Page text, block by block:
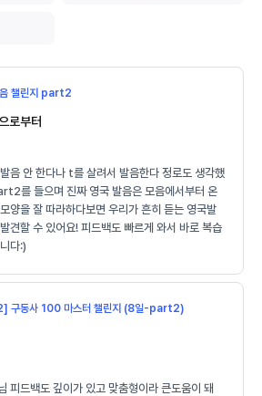
챌린지 part2
로부터
음 안 한다나 t를 살려서 발음한다 정로도 생각했
를 들으며 진짜 영국 발음은 모음에서부터 온
양을 잘 따라하다보면 우리가 흔히 듣는 영국발
견할 수 있어요! 피드백도 빠르게 와서 바로 복습
다:)
구동사 100 마스터 챌린지 (8일-part2)
피드백도 깊이가 있고 맞춤형이라 큰도움이 돼